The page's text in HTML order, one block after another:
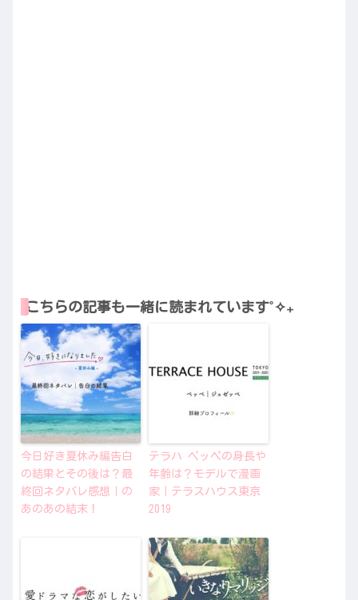
こちらの記事も一緒に読まれています˚✧₊
今日好き夏休み編告白
の結果とその後は？最
終回ネタバレ感想｜の
あのあの結末！
テラハ ペッペの身長や
年齢は？モデルで漫画
家｜テラスハウス東京
2019